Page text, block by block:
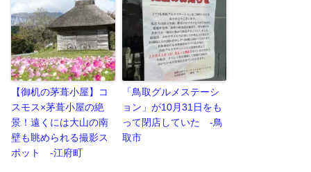
【御机の茅葺小屋】コ
スモス×茅葺小屋の絶
景！遠くには大山の南
壁も眺められる撮影ス
ポット -江府町
「鳥取グルメステーシ
ョン」が10月31日をも
って閉店していた -鳥
取市